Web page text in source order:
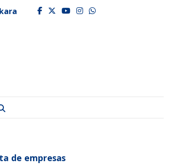
facebook
twitter
youtube
instagram
whatsapp
de empresas